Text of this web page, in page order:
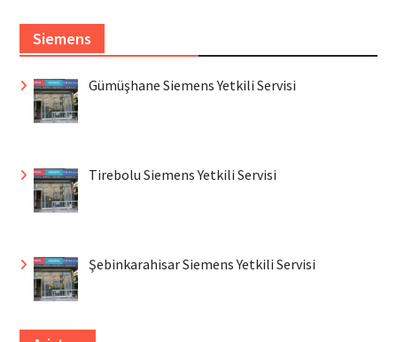
Siemens
Gümüşhane Siemens Yetkili Servisi
Tirebolu Siemens Yetkili Servisi
Şebinkarahisar Siemens Yetkili Servisi